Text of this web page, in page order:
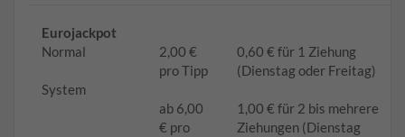
Eurojackpot
Normal
System
2,00 €
pro Tipp
ab 6,00
€ pro
0,60 € für 1 Ziehung
(Dienstag oder Freitag)
1,00 € für 2 bis mehrere
Ziehungen (Dienstag